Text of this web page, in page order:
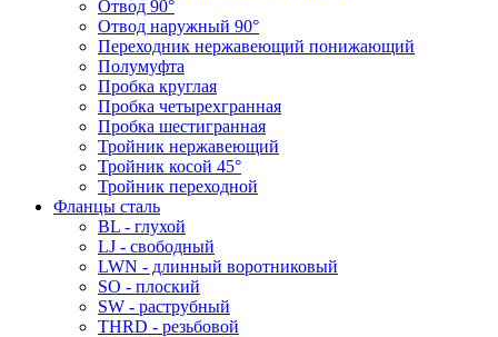
Отвод 90°
Отвод наружный 90°
Переходник нержавеющий понижающий
Полумуфта
Пробка круглая
Пробка четырехгранная
Пробка шестигранная
Тройник нержавеющий
Тройник косой 45°
Тройник переходной
Фланцы сталь
BL - глухой
LJ - свободный
LWN - длинный воротниковый
SO - плоский
SW - раструбный
THRD - резьбовой